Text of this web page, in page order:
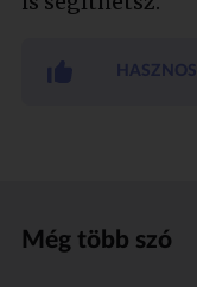
HASZNOS
Még több szó